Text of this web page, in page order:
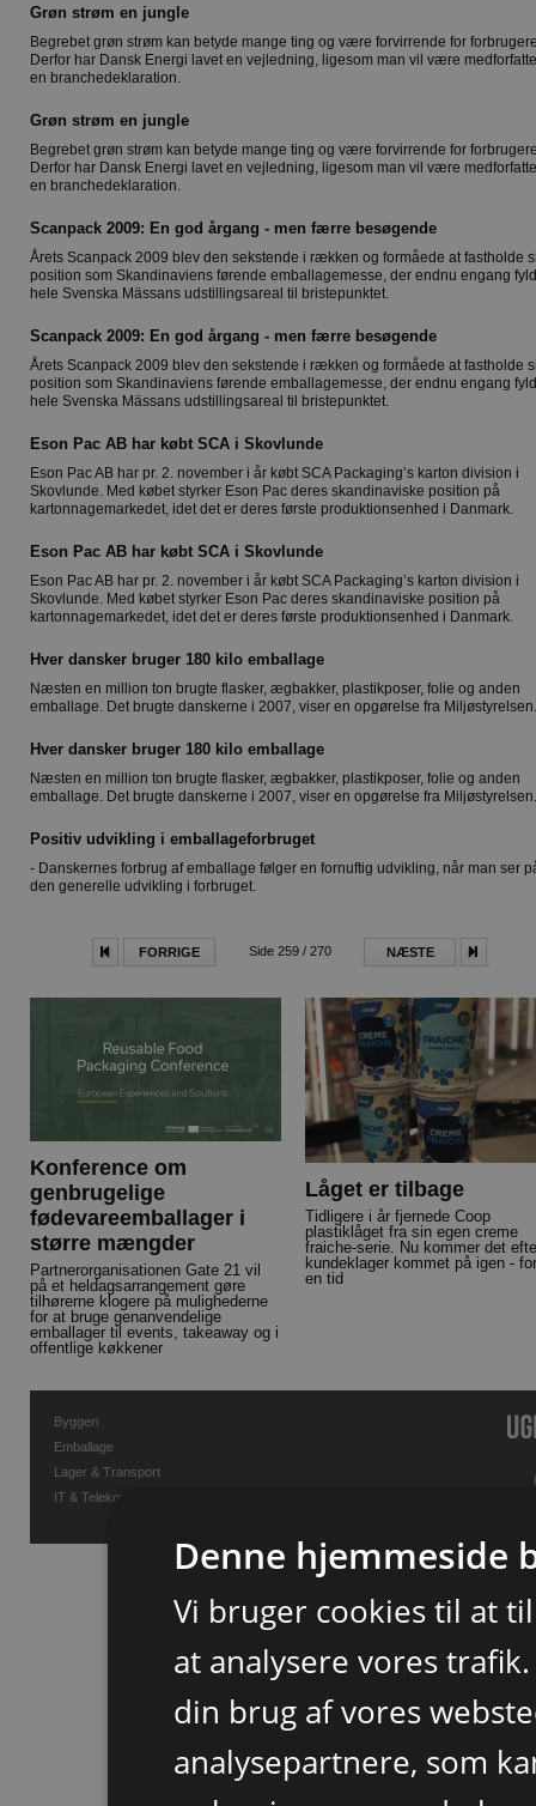
Grøn strøm en jungle
Begrebet grøn strøm kan betyde mange ting og være forvirrende for
Derfor har Dansk Energi lavet en vejledning, ligesom man vil være
en branchedeklaration.
Grøn strøm en jungle
Begrebet grøn strøm kan betyde mange ting og være forvirrende for
Derfor har Dansk Energi lavet en vejledning, ligesom man vil være
en branchedeklaration.
Scanpack 2009: En god årgang - men færre besøgende
Årets Scanpack 2009 blev den sekstende i rækken og formåede at fastholde
position som Skandinaviens førende emballagemesse, der endnu engang
hele Svenska Mässans udstillingsareal til bristepunktet.
Scanpack 2009: En god årgang - men færre besøgende
Årets Scanpack 2009 blev den sekstende i rækken og formåede at fastholde
position som Skandinaviens førende emballagemesse, der endnu engang
hele Svenska Mässans udstillingsareal til bristepunktet.
Eson Pac AB har købt SCA i Skovlunde
Eson Pac AB har pr. 2. november i år købt SCA Packaging’s karton division i
Skovlunde. Med købet styrker Eson Pac deres skandinaviske position på
kartonnagemarkedet, idet det er deres første produktionsenhed i Danmark.
Eson Pac AB har købt SCA i Skovlunde
Eson Pac AB har pr. 2. november i år købt SCA Packaging’s karton division i
Skovlunde. Med købet styrker Eson Pac deres skandinaviske position på
kartonnagemarkedet, idet det er deres første produktionsenhed i Danmark.
Hver dansker bruger 180 kilo emballage
Næsten en million ton brugte flasker, ægbakker, plastikposer, folie og anden
emballage. Det brugte danskerne i 2007, viser en opgørelse fra Miljøstyrelsen.
Hver dansker bruger 180 kilo emballage
Næsten en million ton brugte flasker, ægbakker, plastikposer, folie og anden
emballage. Det brugte danskerne i 2007, viser en opgørelse fra Miljøstyrelsen.
Positiv udvikling i emballageforbruget
- Danskernes forbrug af emballage følger en fornuftig udvikling, når man ser
den generelle udvikling i forbruget.
FORRIGE Side 259 / 270 NÆSTE
Konference om
genbrugelige
fødevareemballager i
større mængder
Partnerorganisationen Gate 21 vil
på et heldagsarrangement gøre
tilhørerne klogere på mulighederne
for at bruge genanvendelige
emballager til events, takeaway og i
offentlige køkkener
Låget er tilbage
Tidligere i år fjernede Coop
plastiklåget fra sin egen creme
fraiche-serie. Nu kommer det
kundeklager kommet på igen - for
en tid
Byggeri
Emballage
Lager & Transport
IT & Telekommunikation
Denne hjemmeside
Vi bruger cookies til at
at analysere vores
din brug af vores
analysepartnere, som